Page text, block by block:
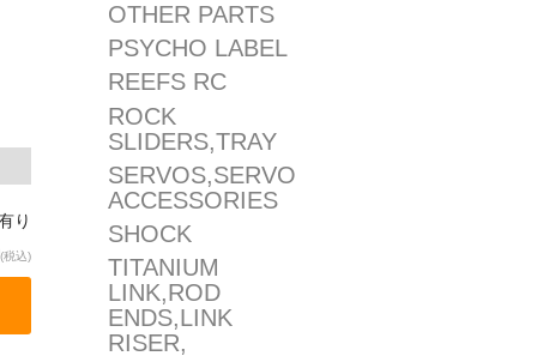
り
(税込)
OTHER PARTS
PSYCHO LABEL
REEFS RC
ROCK
SLIDERS,TRAY
SERVOS,SERVO
ACCESSORIES
SHOCK
TITANIUM
LINK,ROD
ENDS,LINK
RISER,